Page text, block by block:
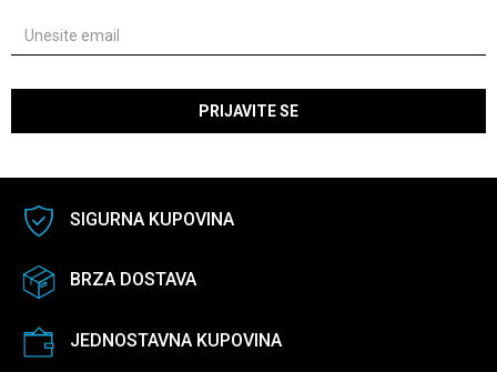
PRIJAVITE SE
SIGURNA KUPOVINA
BRZA DOSTAVA
JEDNOSTAVNA KUPOVINA